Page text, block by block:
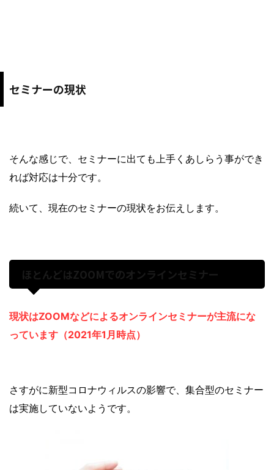
セミナーの現状
そんな感じで、セミナーに出ても上手くあしらう事ができ
れば対応は十分です。
続いて、現在のセミナーの現状をお伝えします。
ほとんどはZOOMでのオンラインセミナー
現状はZOOMなどによるオンラインセミナーが主流にな
っています（2021年1月時点）
さすがに新型コロナウィルスの影響で、集合型のセミナー
は実施していないようです。